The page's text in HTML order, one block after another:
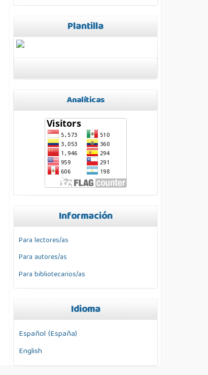
Plantilla
Analíticas
Información
Para lectores/as
Para autores/as
Para bibliotecarios/as
Idioma
Español (España)
English